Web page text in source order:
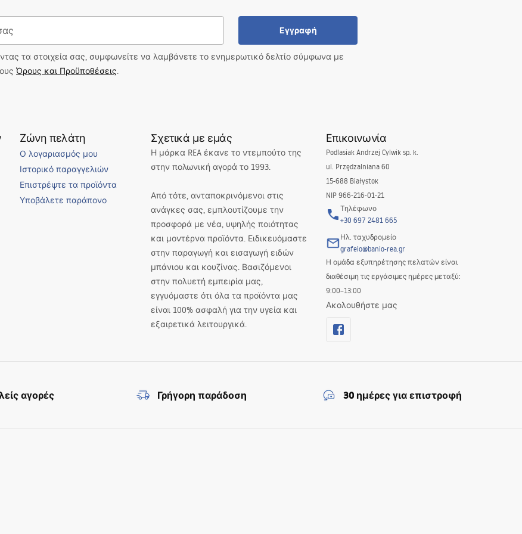
elementy
Εγγραφή
τα στοιχεία σας, συμφωνείτε να λαμβάνετε το ενημερωτικό δελτίο σύμφωνα με
Όρους και Προϋποθέσεις.
Ζώνη πελάτη
Ο λογαριασμός μου
Ιστορικό παραγγελιών
Επιστρέψτε τα προϊόντα
Υποβάλετε παράπονο
Σχετικά με εμάς
Η μάρκα REA έκανε το ντεμπούτο της
στην πολωνική αγορά το 1993.
Από τότε, ανταποκρινόμενοι στις
ανάγκες σας, εμπλουτίζουμε την
προσφορά με νέα, υψηλής ποιότητας
και μοντέρνα προϊόντα. Ειδικευόμαστε
στην παραγωγή και εισαγωγή ειδών
μπάνιου και κουζίνας. Βασιζόμενοι
στην πολυετή εμπειρία μας,
εγγυόμαστε ότι όλα τα προϊόντα μας
είναι 100% ασφαλή για την υγεία και
εξαιρετικά λειτουργικά.
Επικοινωνία
Podlasiak Andrzej Cylwik sp. k.
ul. Przędzalniana 60
15-688 Białystok
NIP 966-216-01-21
Τηλέφωνο
+30 697 2481 665
Ηλ. ταχυδρομείο
grafeio@banio-rea.gr
Η ομάδα εξυπηρέτησης πελατών είναι
διαθέσιμη τις εργάσιμες ημέρες μεταξύ:
9:00–13:00
Ακολουθήστε μας
αγορές Γρήγορη παράδοση 30 ημέρες για επιστροφή